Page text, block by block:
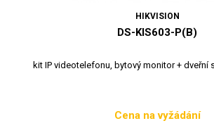
HIKVISION
DS-KIS603-P(B)
kit IP videotelefonu, bytový monitor + dveřní
Cena
Cena na vyžádání